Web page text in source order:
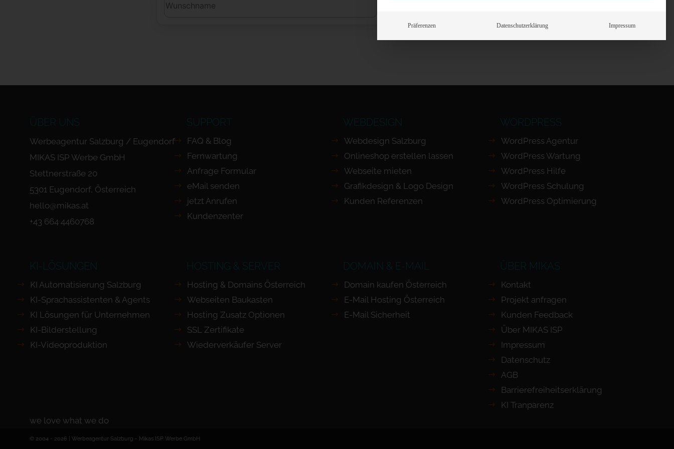
ÜBER UNS
Werbeagentur Salzburg / Eugendorf
MIKAS ISP Werbe GmbH
Stettnerstraße 20
5301 Eugendorf, Österreich
hello@mikas.at
+43 664 4460768
SUPPORT
FAQ & Blog
Fernwartung
Anfrage Formular
eMail senden
jetzt Anrufen
Kundenzenter
WEBDESIGN
Webdesign Salzburg
Onlineshop erstellen lassen
Webseite mieten
Grafikdesign & Logo Design
Kunden Referenzen
WORDPRESS
WordPress Agentur
WordPress Wartung
WordPress Hilfe
WordPress Schulung
WordPress Optimierung
KI-LÖSUNGEN
KI Automatisierung Salzburg
KI-Sprachassistenten & Agents
KI Lösungen für Unternehmen
KI-Bilderstellung
KI-Videoproduktion
HOSTING & SERVER
Hosting & Domains Österreich
Webseiten Baukasten
Hosting Zusatz Optionen
SSL Zertifikate
Wiederverkäufer Server
DOMAIN & E-MAIL
Domain kaufen Österreich
E-Mail Hosting Österreich
E-Mail Sicherheit
ÜBER MIKAS
Kontakt
Projekt anfragen
Kunden Feedback
Über MIKAS ISP
Impressum
Datenschutz
AGB
Barrierefreiheits­erklärung
KI Tranparenz
we love what we do
© 2004 - 2026 | Werbeagentur Salzburg - Mikas ISP Werbe GmbH
Präferenzen Datenschutzerklärung Impressum